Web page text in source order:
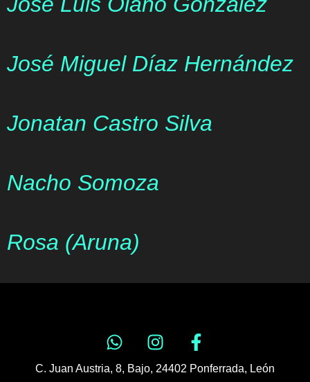
José Miguel Díaz Hernández
Jonatan Castro Silva
Nacho Somoza
Rosa (Aruna)
C. Juan Austria, 8, Bajo, 24402 Ponferrada, León